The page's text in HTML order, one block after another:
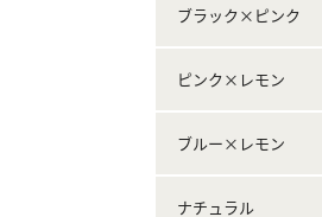
ブラック×ピンク
ピンク×レモン
ブルー×レモン
ナチュラル